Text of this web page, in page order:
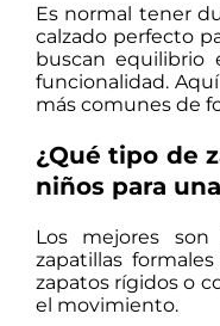
Es normal tener
calzado perfecto
buscan equilibrio
funcionalidad.
más comunes de
¿Qué tipo de
niños para
Los mejores
zapatillas
zapatos rígidos o
el movimiento.